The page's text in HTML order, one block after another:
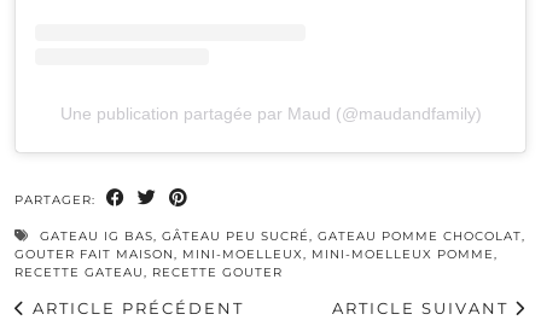
Une publication partagée par Maud (@maudandfamily)
PARTAGER:
GATEAU IG BAS, GÂTEAU PEU SUCRÉ, GATEAU POMME CHOCOLAT,
GOUTER FAIT MAISON, MINI-MOELLEUX, MINI-MOELLEUX POMME,
RECETTE GATEAU, RECETTE GOUTER
ARTICLE PRÉCÉDENT
ARTICLE SUIVANT